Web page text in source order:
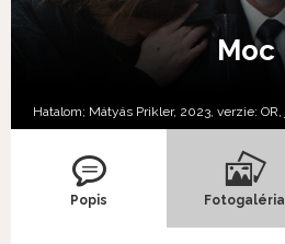
Moc
Hatalom; Mátyás Prikler, 2023, verzie: OR,
Popis Fotogaléria